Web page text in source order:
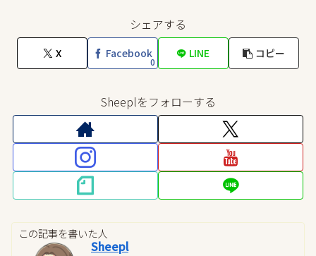
シェアする
X Facebook
0
LINE コピー
Sheeplをフォローする
この記事を書いた人
Sheepl